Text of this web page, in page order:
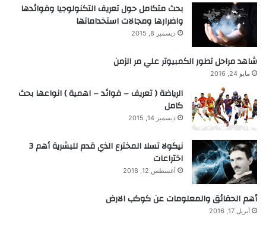
بحث متكامل حول تعريف التكنولوجيا وفوائدها
واضرارها ومجالات استخداماتها
ديسمبر 8, 2015
شاهد مراحل تطور الكمبيوتر علي مر الزمن
مايو 24, 2016
الرياضة ( تعريف – فوائد – اهمية ) انواعها بحث
كامل
ديسمبر 14, 2015
نيكولا تسلا المخترع الذي قدم للبشرية أهم 3
اختراعات
أغسطس 12, 2018
أهم الحقائق والمعلومات عن كوكب الارض
أبريل 17, 2016